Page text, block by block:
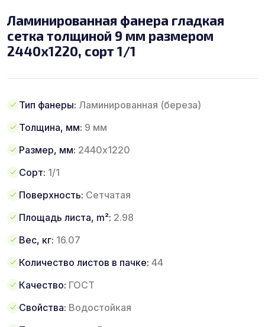
Ламинированная фанера гладкая
сетка толщиной 9 мм размером
2440х1220, сорт 1/1
Тип фанеры: Ламинированная (береза)
Толщина, мм: 9 мм
Размер, мм: 2440х1220
Сорт: 1/1
Поверхность: Сетчатая
Площадь листа, m²: 2.98
Вес, кг: 16.07
Количество листов в пачке: 44
Качество: ГОСТ
Свойства: Водостойкая